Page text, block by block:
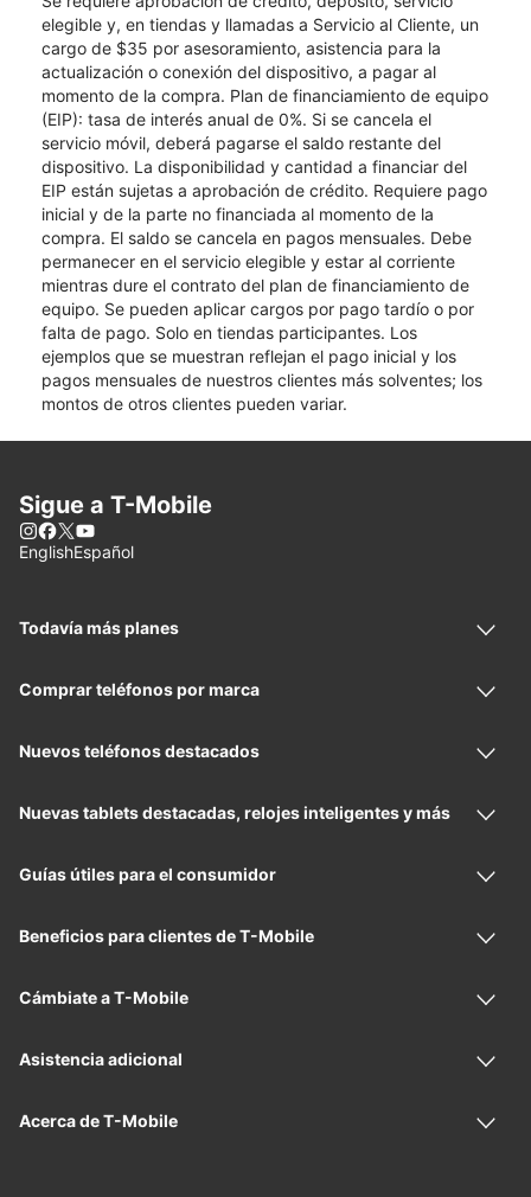
elegible y, en tiendas y llamadas a Servicio al Cliente, un
cargo de $35 por asesoramiento, asistencia para la
actualización o conexión del dispositivo, a pagar al
momento de la compra. Plan de financiamiento de equipo
(EIP): tasa de interés anual de 0%. Si se cancela el
servicio móvil, deberá pagarse el saldo restante del
dispositivo. La disponibilidad y cantidad a financiar del
EIP están sujetas a aprobación de crédito. Requiere pago
inicial y de la parte no financiada al momento de la
compra. El saldo se cancela en pagos mensuales. Debe
permanecer en el servicio elegible y estar al corriente
mientras dure el contrato del plan de financiamiento de
equipo. Se pueden aplicar cargos por pago tardío o por
falta de pago. Solo en tiendas participantes. Los
ejemplos que se muestran reflejan el pago inicial y los
pagos mensuales de nuestros clientes más solventes; los
montos de otros clientes pueden variar.